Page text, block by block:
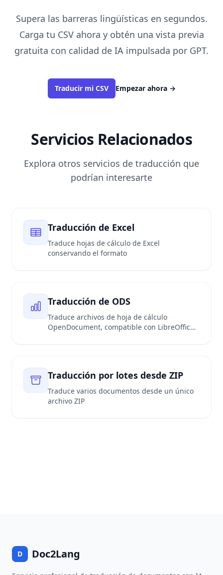
Supera las barreras lingüísticas en segundos.
Carga tu CSV ahora y obtén una vista previa
gratuita con calidad de IA impulsada por GPT.
Traducir mi CSV Empezar ahora →
Servicios Relacionados
Explora otros servicios de traducción que
podrían interesarte
Traducción de Excel
Traduce hojas de cálculo de Excel
conservando el formato
Traducción de ODS
Traduce archivos de hoja de cálculo
OpenDocument, compatible con LibreOffice
Traducción por lotes desde ZIP
Traduce varios documentos desde un único
archivo ZIP
D Doc2Lang